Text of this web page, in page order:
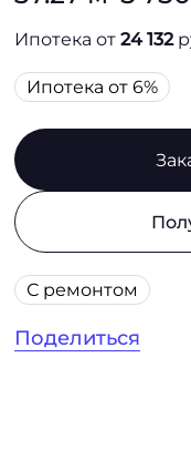
Ипотека от24 132
Ипотека от 6%
С ремонтом
Поделиться